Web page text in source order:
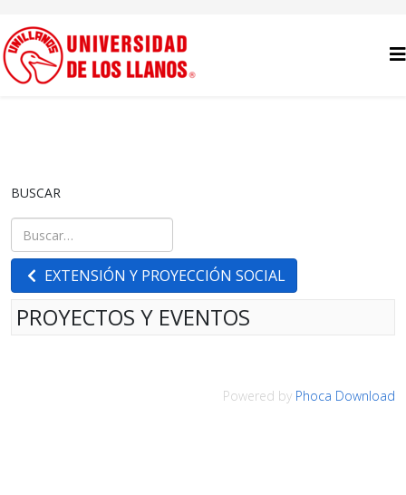
BUSCAR
Buscar
Type 2 or more characters for results.
EXTENSIÓN Y PROYECCIÓN SOCIAL
PROYECTOS Y EVENTOS
Powered by Phoca Download